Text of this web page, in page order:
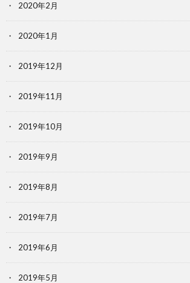
2020年2月
2020年1月
2019年12月
2019年11月
2019年10月
2019年9月
2019年8月
2019年7月
2019年6月
2019年5月